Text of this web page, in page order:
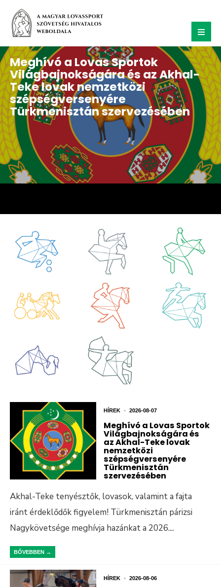
Meghívó a Lovas Sportok
Világbajnokságára és az Akhal-
Teke lovak nemzetközi
szépségversenyére
Türkmenisztán szervezésében
HÍREK • 2026-08-07
Meghívó a Lovas Sportok
Világbajnokságára és
az Akhal-Teke lovak
nemzetközi
szépségversenyére
Türkmenisztán
szervezésében
Akhal-Teke tenyésztők, lovasok, valamint a fajta
iránt érdeklődők figyelem! Türkmenisztán párizsi
Nagykövetsége meghívja hazánkat a 2026....
BŐVEBBEN →
HÍREK • 2026-08-06